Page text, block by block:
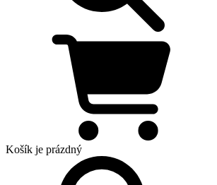
Košík je prázdný